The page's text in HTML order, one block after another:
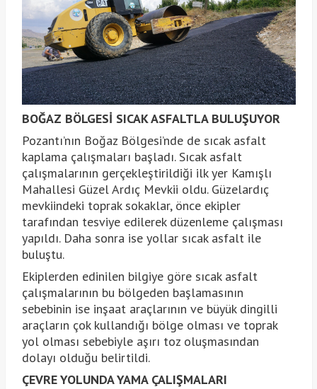
BOĞAZ BÖLGESİ SICAK ASFALTLA BULUŞUYOR
Pozantı’nın Boğaz Bölgesi’nde de sıcak asfalt
kaplama çalışmaları başladı. Sıcak asfalt
çalışmalarının gerçekleştirildiği ilk yer Kamışlı
Mahallesi Güzel Ardıç Mevkii oldu. Güzelardıç
mevkiindeki toprak sokaklar, önce ekipler
tarafından tesviye edilerek düzenleme çalışması
yapıldı. Daha sonra ise yollar sıcak asfalt ile
buluştu.
Ekiplerden edinilen bilgiye göre sıcak asfalt
çalışmalarının bu bölgeden başlamasının
sebebinin ise inşaat araçlarının ve büyük dingilli
araçların çok kullandığı bölge olması ve toprak
yol olması sebebiyle aşırı toz oluşmasından
dolayı olduğu belirtildi.
ÇEVRE YOLUNDA YAMA ÇALIŞMALARI